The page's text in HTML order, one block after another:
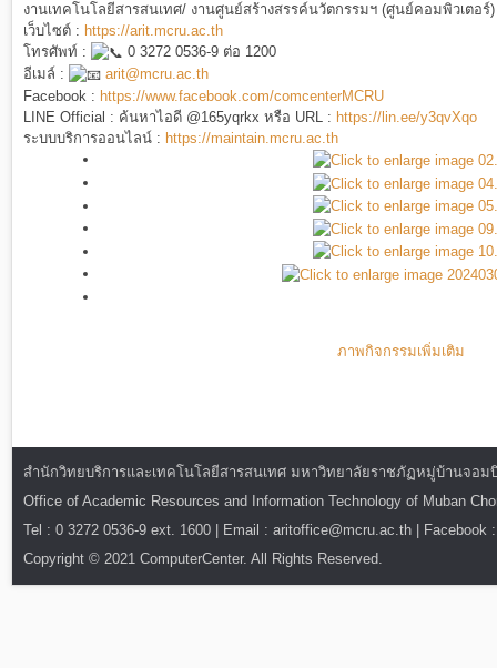
งานเทคโนโลยีสารสนเทศ/ งานศูนย์สร้างสรรค์นวัตกรรมฯ (ศูนย์คอมพิวเตอร์)
เว็บไซต์ : https://arit.mcru.ac.th
โทรศัพท์ :
0 3272 0536-9 ต่อ 1200
อีเมล์ :
arit@mcru.ac.th
Facebook : https://www.facebook.com/comcenterMCRU
LINE Official : ค้นหาไอดี @165yqrkx หรือ URL : https://lin.ee/y3qvXqo
ระบบบริการออนไลน์ : https://maintain.mcru.ac.th
ภาพกิจกรรมเพิ่มเติม
สำนักวิทยบริการและเทคโนโลยีสารสนเทศ มหาวิทยาลัยราชภัฏหมู่บ้านจอ
Office of Academic Resources and Information Technology of Muban
Tel : 0 3272 0536-9 ext. 1600 | Email : aritoffice@mcru.ac.th | Facebook
Copyright © 2021 ComputerCenter. All Rights Reserved.